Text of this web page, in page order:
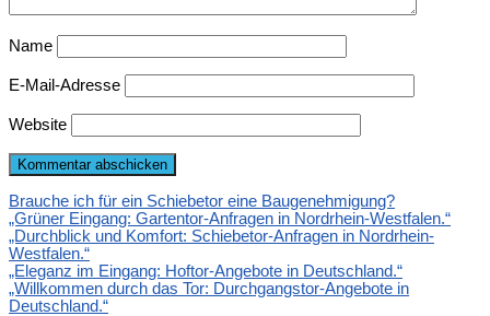
Name
E-Mail-Adresse
Website
Brauche ich für ein Schiebetor eine Baugenehmigung?
„Grüner Eingang: Gartentor-Anfragen in Nordrhein-Westfalen.“
„Durchblick und Komfort: Schiebetor-Anfragen in Nordrhein-
Westfalen.“
„Eleganz im Eingang: Hoftor-Angebote in Deutschland.“
„Willkommen durch das Tor: Durchgangstor-Angebote in
Deutschland.“